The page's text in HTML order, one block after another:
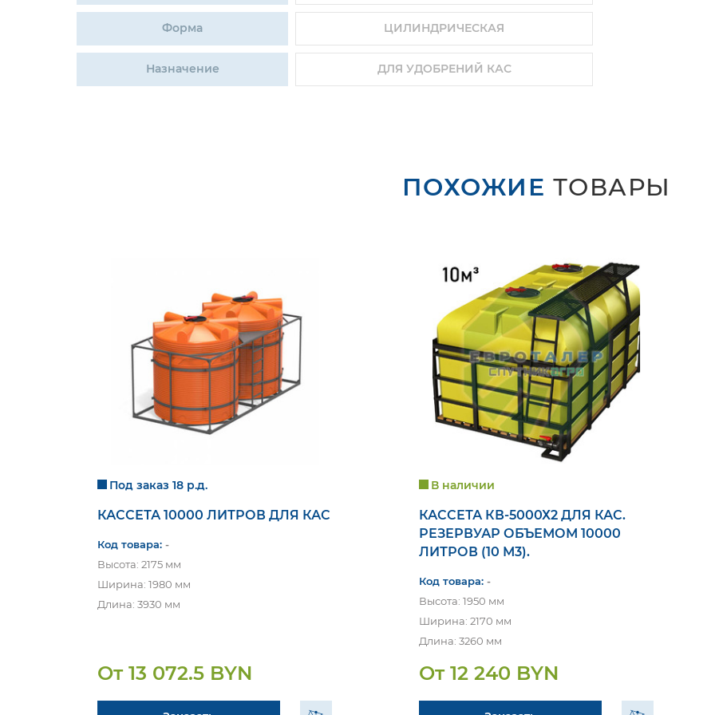
Форма ЦИЛИНДРИЧЕСКАЯ
Назначение ДЛЯ УДОБРЕНИЙ КАС
ПОХОЖИЕ ТОВАРЫ
Под заказ 18 р.д.
КАССЕТА 10000 ЛИТРОВ ДЛЯ КАС
Код товара: -
Высота: 2175 мм
Ширина: 1980 мм
Длина: 3930 мм
От 13 072.5 BYN
В наличии
КАССЕТА КВ-5000Х2 ДЛЯ КАС.
РЕЗЕРВУАР ОБЪЕМОМ 10000
ЛИТРОВ (10 М3).
Код товара: -
Высота: 1950 мм
Ширина: 2170 мм
Длина: 3260 мм
От 12 240 BYN
Отправить